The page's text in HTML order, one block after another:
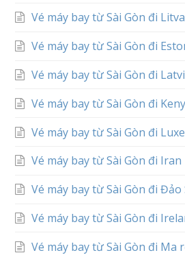
Vé máy bay từ Sài Gòn đi Litva
Vé máy bay từ Sài Gòn đi
Vé máy bay từ Sài Gòn đi
Vé máy bay từ Sài Gòn đi
Vé máy bay từ Sài Gòn đi
Vé máy bay từ Sài Gòn đi Iran
Vé máy bay từ Sài Gòn đi Đảo
Vé máy bay từ Sài Gòn đi
Vé máy bay từ Sài Gòn đi Ma